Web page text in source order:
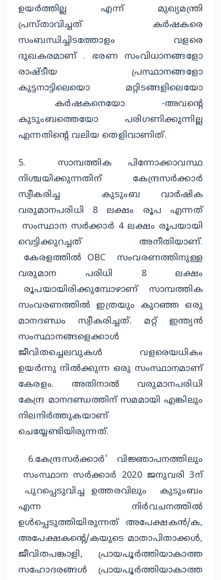
ഉയർത്തില്ല എന്ന് മുഖ്യമന്ത്രി
പ്രസ്താവിച്ചത് കർഷകരെ
സംബന്ധിച്ചിടത്തോളം വളരെ
ദുഖകരമാണ് . ഭരണ സംവിധാനങ്ങളോ
രാഷ്ടീയ പ്രസ്ഥാനങ്ങളോ
കുട്ടനാട്ടിലെയൊ മറ്റിടങ്ങളിലെയോ
കർഷകനെയോ -അവന്റെ
കുടുംബത്തെയോ പരിഗണിക്കുന്നില്ല
എന്നതിൻ്റെ വലിയ തെളിവാണിത്.
5. സാമ്പത്തിക പിന്നോക്കാവസ്ഥ
നിശ്ചയിക്കുന്നതിന് കേന്ദ്രസർക്കാർ
സ്വീകരിച്ച കുടുംബ വാർഷിക
വരുമാനപരിധി 8 ലക്ഷം രൂപ എന്നത്
സംസ്ഥാന സർക്കാർ 4 ലക്ഷം രൂപയായി
വെട്ടിക്കുറച്ചത് അനീതിയാണ്.
കേരളത്തിൽ OBC സംവരണത്തിനുള്ള
വരുമാന പരിധി 8 ലക്ഷം
രൂപയായിരിക്കുമ്പോഴാണ് സാമ്പത്തിക
സംവരണത്തിൽ ഇത്രയും കുറഞ്ഞ ഒരു
മാനദണ്ഡം സ്വീകരിച്ചത്. മറ്റ് ഇന്ത്യൻ
സംസ്ഥാനങ്ങളെക്കാൾ
ജീവിതച്ചെലവുകൾ വളരെയധികം
ഉയർന്നു നിൽക്കുന്ന ഒരു സംസ്ഥാനമാണ്
കേരളം. അതിനാൽ വരുമാനപരിധി
കേന്ദ്ര മാനദണ്ഡത്തിന് സമമായി എങ്കിലും
നിലനിർത്തുകയാണ്
ചെയ്യേണ്ടിയിരുന്നത്.
6.കേന്ദ്രസർക്കാർ' വിജ്ഞാപനത്തിലും
സംസ്ഥാന സർക്കാർ 2020 ജനുവരി 3ന്
പുറപ്പെടുവിച്ച ഉത്തരവിലും കുടുംബം
എന്ന നിർവചനത്തിൽ
ഉൾപ്പെടുത്തിയിരുന്നത് അപേക്ഷകൻ/ക,
അപേക്ഷകൻ്റെ/കയുടെ മാതാപിതാക്കൾ,
ജീവിതപങ്കാളി, പ്രായപൂർത്തിയാകാത്ത
സഹോദരങ്ങൾ പ്രായപൂർത്തിയാകാത്ത